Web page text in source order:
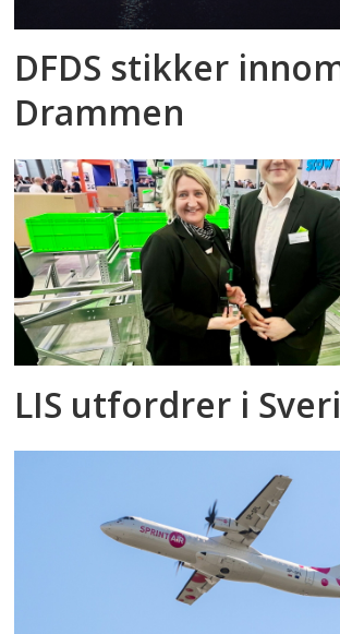
DFDS stikker
Drammen
LIS utfordrer i